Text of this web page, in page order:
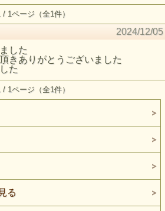
/ 1ページ（全1件）
2024/12/05
した
きありがとうございました
た
/ 1ページ（全1件）
る